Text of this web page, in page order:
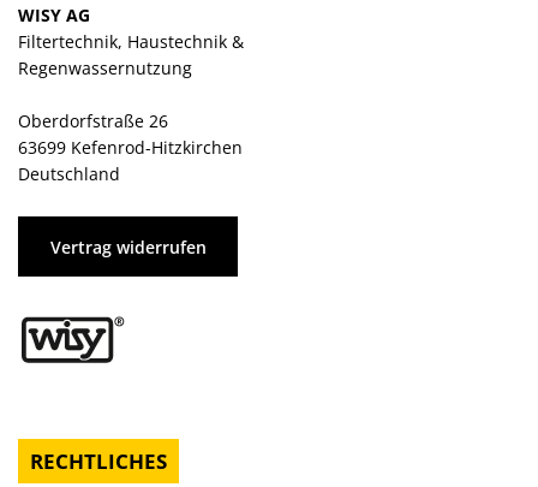
WISY AG
Filtertechnik, Haustechnik &
Regenwassernutzung
Oberdorfstraße 26
63699 Kefenrod-Hitzkirchen
Deutschland
Vertrag widerrufen
RECHTLICHES